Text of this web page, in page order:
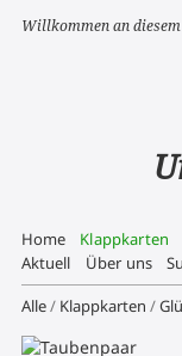
Willkommen an
Home Klappkarten
Aktuell
Über uns
Alle/ Klappkarten /